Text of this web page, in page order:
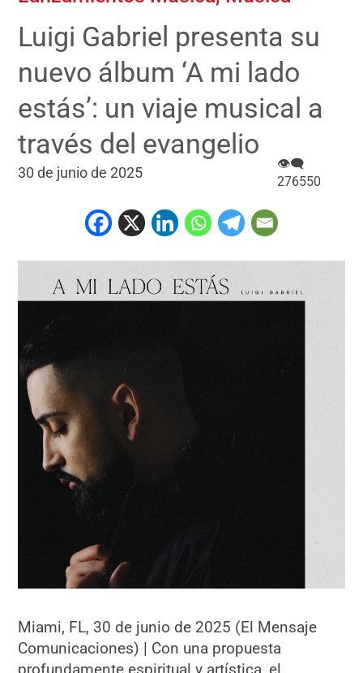
Luigi Gabriel presenta su
nuevo álbum ‘A mi lado
estás’: un viaje musical a
través del evangelio
30 de junio de 2025
👁‍🗨
276550
Miami, FL, 30 de junio de 2025 (El Mensaje
Comunicaciones) | Con una propuesta